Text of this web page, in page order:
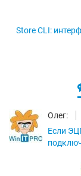
Store CLI:
Олег:
Если